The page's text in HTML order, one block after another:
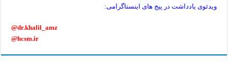
ویدئوی یادداشت در پیج های اینستاگرامی:
@dr.khalil_amz
@hcsm.ir